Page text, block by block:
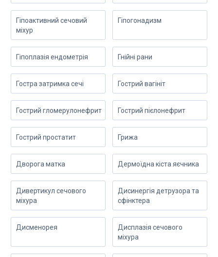
Гіпоактивний сечовий
міхур
Гіпогонадизм
Гіпоплазія ендометрія Гнійні рани
Гостра затримка сечі Гострий вагініт
Гострий гломерулонефрит Гострий пієлонефрит
Гострий простатит Грижа
Дворога матка Дермоїдна кіста яєчника
Дивертикул сечового
міхура
Дисинергія детрузора та
сфінктера
Дисменорея
Дисплазія сечового
міхура